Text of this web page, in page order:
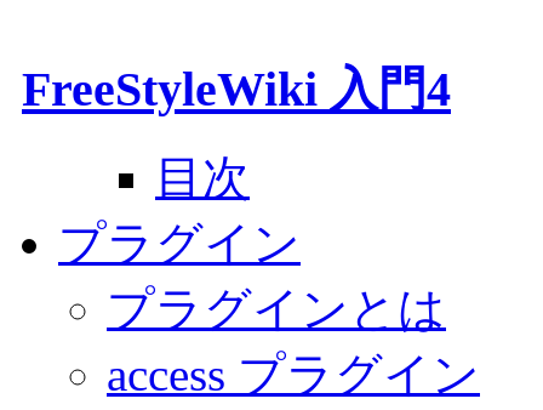
FreeStyleWiki 入門4
目次
プラグイン
プラグインとは
access プラグイン